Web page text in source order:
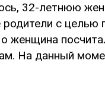
32-летнюю
с целью
женщина
На данный